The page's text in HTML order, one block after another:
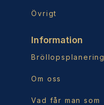
Övrigt
Information
Bröllopsplanering
Om oss
Vad får man som